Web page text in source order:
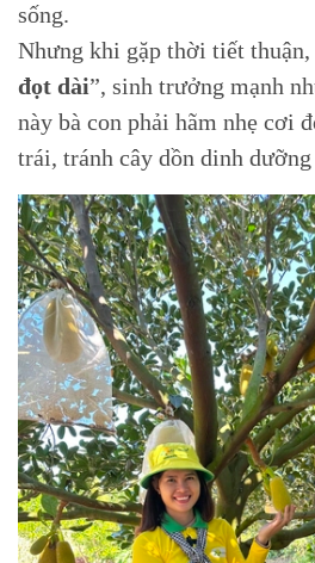
sống.
Nhưng khi gặp thời tiết thuận,
đọt dài”, sinh trưởng mạnh
này bà con phải hãm nhẹ cơi
trái, tránh cây dồn dinh